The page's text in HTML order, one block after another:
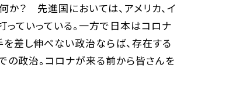
か？ 先進国においては、アメリカ、イ
っていっている。一方で日本はコロナ
差し伸べない政治ならば、存在する
政治。コロナが来る前から皆さんを